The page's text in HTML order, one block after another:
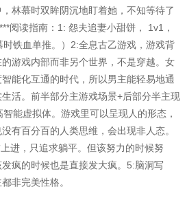
林慕时双眸阴沉地盯着她，不知等待了
阅读指南：1: 怨夫追妻小甜饼， 1v1，
铁血单推。）2:全息古乙游戏，游戏背
游戏内部而非另个世界，不是穿越。女
能化互通的时代，所以男主能轻易地通
活。前半部分主游戏场景+后部分半主现
能虚拟体。游戏里可以呈现人的形态，
有百分百的人类思维，会出现非人态。
进，只追求躺平。但该努力的时候努
疯的时候也是直接发大疯。5:脑洞写
非完美性格。